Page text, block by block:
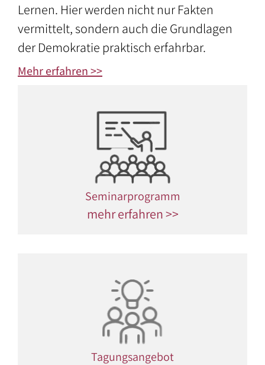
Lernen. Hier werden nicht nur Fakten
vermittelt, sondern auch die Grundlagen
der Demokratie praktisch erfahrbar.
Mehr erfahren >>
Seminarprogramm
mehr erfahren >>
Tagungsangebot